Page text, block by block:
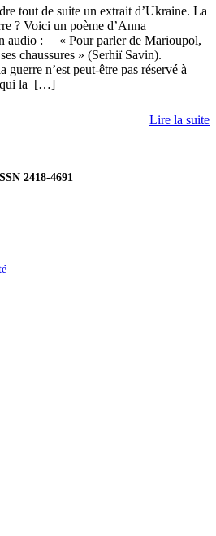
tout de suite un extrait d’Ukraine. La
? Voici un poème d’Anna
audio : « Pour parler de Marioupol,
chaussures » (Serhiï Savin).
guerre n’est peut-être pas réservé à
qui la […]
Lire la suite
2418-4691